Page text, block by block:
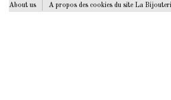
About us A propos des cookies du site La